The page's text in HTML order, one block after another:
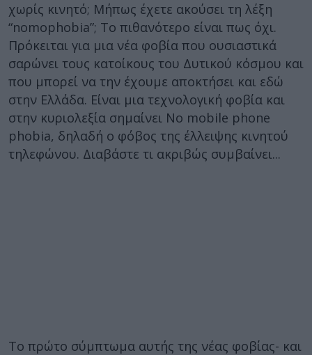
χωρίς κινητό; Μήπως έχετε ακούσει τη λέξη
“nomophobia”; Το πιθανότερο είναι πως όχι.
Πρόκειται για μια νέα φοβία που ουσιαστικά
σαρώνει τους κατοίκους του Δυτικού κόσμου και
που μπορεί να την έχουμε αποκτήσει και εδώ
στην Ελλάδα. Είναι μια τεχνολογική φοβία και
στην κυριολεξία σημαίνει No mobile phone
phobia, δηλαδή ο φόβος της έλλειψης κινητού
τηλεφώνου. Διαβάστε τι ακριβώς συμβαίνει...
Το πρώτο σύμπτωμα αυτής της νέας φοβίας- και